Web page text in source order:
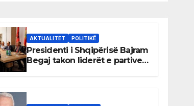
AKTUALITET POLITIKË
Presidenti i Shqipërisë Bajram
Begaj takon liderët e partive